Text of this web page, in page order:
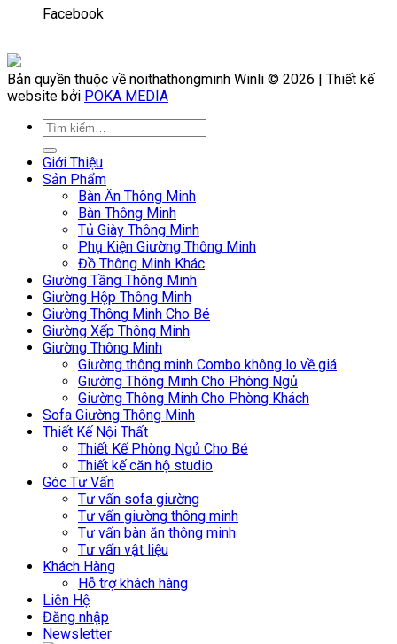
Facebook
Bản quyền thuộc về noithathongminh Winli © 2026 | Thiết kế
website bởi POKA MEDIA
Giới Thiệu
Sản Phẩm
Bàn Ăn Thông Minh
Bàn Thông Minh
Tủ Giày Thông Minh
Phụ Kiện Giường Thông Minh
Đồ Thông Minh Khác
Giường Tầng Thông Minh
Giường Hộp Thông Minh
Giường Thông Minh Cho Bé
Giường Xếp Thông Minh
Giường Thông Minh
Giường thông minh Combo không lo về giá
Giường Thông Minh Cho Phòng Ngủ
Giường Thông Minh Cho Phòng Khách
Sofa Giường Thông Minh
Thiết Kế Nội Thất
Thiết Kế Phòng Ngủ Cho Bé
Thiết kế căn hộ studio
Góc Tư Vấn
Tư vấn sofa giường
Tư vấn giường thông minh
Tư vấn bàn ăn thông minh
Tư vấn vật liệu
Khách Hàng
Hỗ trợ khách hàng
Liên Hệ
Đăng nhập
Newsletter